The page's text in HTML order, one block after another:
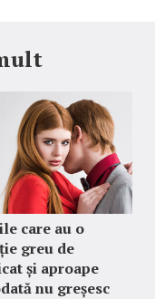
care au o
greu de
și aproape
nu greșesc